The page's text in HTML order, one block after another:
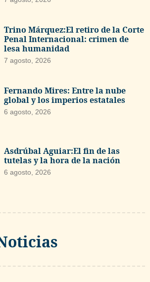
Trino Márquez:El retiro de la Corte
Penal Internacional: crimen de
lesa humanidad
7 agosto, 2026
Fernando Mires: Entre la nube
global y los imperios estatales
6 agosto, 2026
Asdrúbal Aguiar:El fin de las
tutelas y la hora de la nación
6 agosto, 2026